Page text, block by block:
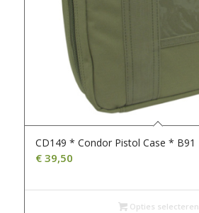
CD149 * Condor Pistol Case * B91
€39,50
Opties selecteren